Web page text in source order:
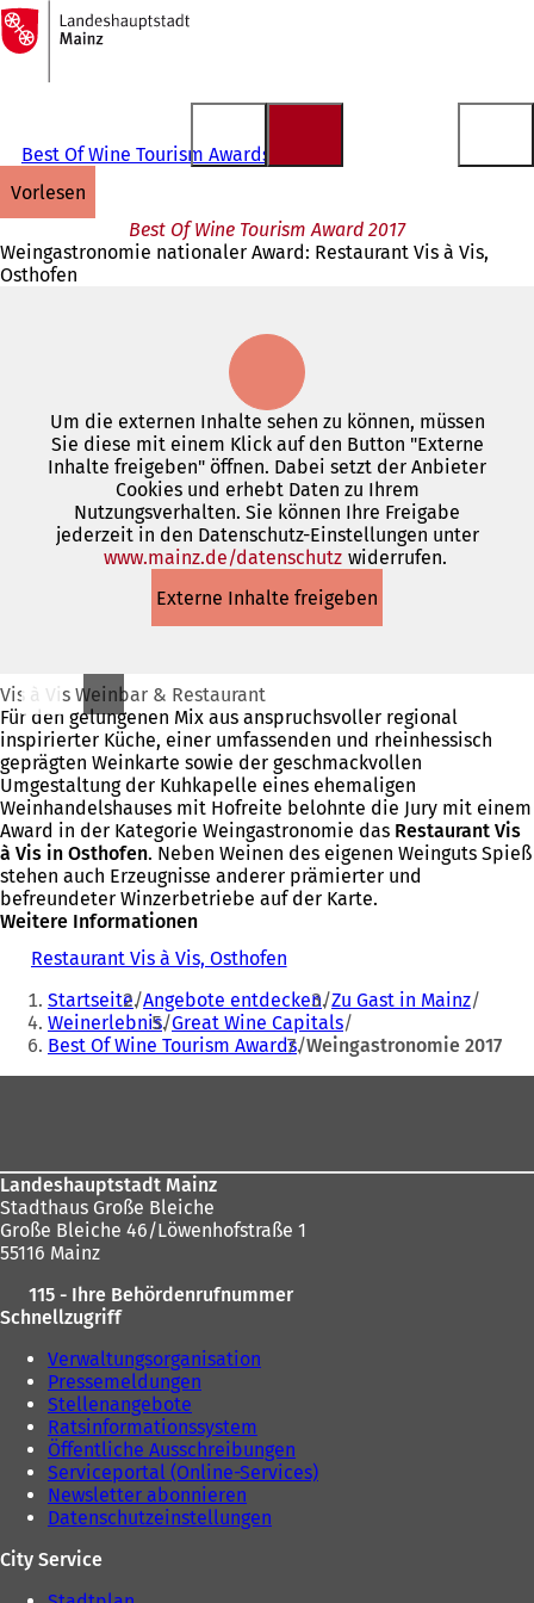
Inhalt anspringen
Zur
Startseite
Best Of Wine Tourism Awards
vorlesen
Best Of Wine Tourism Award 2017
Weingastronomie nationaler Award: Restaurant Vis à Vis,
Osthofen
Um die externen Inhalte sehen zu können, müssen
Sie diese mit einem Klick auf den Button "Externe
Inhalte freigeben" öffnen. Dabei setzt der Anbieter
Cookies und erhebt Daten zu Ihrem
Nutzungsverhalten. Sie können Ihre Freigabe
jederzeit in den Datenschutz-Einstellungen unter
www.mainz.de/datenschutz(Öffnet
einem
neuen
widerrufen.
Externe Inhalte freigeben
Vis à Vis Weinbar & Restaurant
Für den gelungenen Mix aus anspruchsvoller regional
inspirierter Küche, einer umfassenden und rheinhessisch
geprägten Weinkarte sowie der geschmackvollen
Umgestaltung der Kuhkapelle eines ehemaligen
Weinhandelshauses mit Hofreite belohnte die Jury mit einem
Award in der Kategorie Weingastronomie das Restaurant Vis
à Vis in Osthofen. Neben Weinen des eigenen Weinguts Spieß
stehen auch Erzeugnisse anderer prämierter und
befreundeter Winzerbetriebe auf der Karte.
Weitere Informationen
Restaurant Vis à Vis, Osthofen
f
f
n
e
e
e
)
Sie
befinden
sich
hier:
Startseite Angebote entdecken Zu Gast in Mainz
Weinerlebnis Great Wine Capitals
Best Of Wine Tourism Awards Weingastronomie 2017
Landeshauptstadt Mainz
Stadthaus Große Bleiche
Große Bleiche 46/Löwenhofstraße 1
55116 Mainz
115 - Ihre Behördenrufnummer
Schnellzugriff
Verwaltungsorganisation
Pressemeldungen
Stellenangebote
Ratsinformationssystem
Öffentliche Ausschreibungen
Serviceportal (Online-Services)
Newsletter abonnieren
Datenschutzeinstellungen
City Service